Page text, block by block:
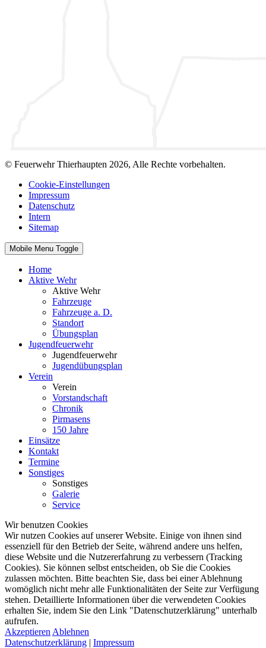
© Feuerwehr Thierhaupten 2026, Alle Rechte vorbehalten.
Cookie-Einstellungen
Impressum
Datenschutz
Intern
Sitemap
Mobile Menu Toggle
Home
Aktive Wehr
Aktive Wehr
Fahrzeuge
Fahrzeuge a. D.
Standort
Übungsplan
Jugendfeuerwehr
Jugendfeuerwehr
Jugendübungsplan
Verein
Verein
Vorstandschaft
Chronik
Pirmasens
150 Jahre
Einsätze
Kontakt
Termine
Sonstiges
Sonstiges
Galerie
Service
Wir benutzen Cookies
Wir nutzen Cookies auf unserer Website. Einige von ihnen sind
essenziell für den Betrieb der Seite, während andere uns helfen,
diese Website und die Nutzererfahrung zu verbessern (Tracking
Cookies). Sie können selbst entscheiden, ob Sie die Cookies
zulassen möchten. Bitte beachten Sie, dass bei einer Ablehnung
womöglich nicht mehr alle Funktionalitäten der Seite zur Verfügung
stehen. Detaillierte Informationen über die verwendeten Cookies
erhalten Sie, indem Sie den Link "Datenschutzerklärung" unterhalb
aufrufen.
Akzeptieren Ablehnen
Datenschutzerklärung | Impressum